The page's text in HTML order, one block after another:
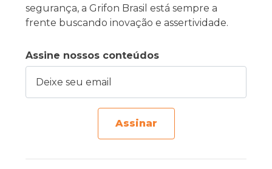
segurança, a Grifon Brasil está sempre a
frente buscando inovação e assertividade.
Assine nossos conteúdos
Assinar